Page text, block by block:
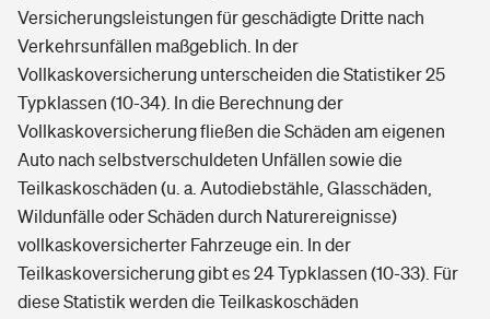
Versicherungsleistungen für geschädigte Dritte nach
Verkehrsunfällen maßgeblich. In der
Vollkaskoversicherung unterscheiden die Statistiker 25
Typklassen (10-34). In die Berechnung der
Vollkaskoversicherung fließen die Schäden am eigenen
Auto nach selbstverschuldeten Unfällen sowie die
Teilkaskoschäden (u. a. Autodiebstähle, Glasschäden,
Wildunfälle oder Schäden durch Naturereignisse)
vollkaskoversicherter Fahrzeuge ein. In der
Teilkaskoversicherung gibt es 24 Typklassen (10-33). Für
diese Statistik werden die Teilkaskoschäden